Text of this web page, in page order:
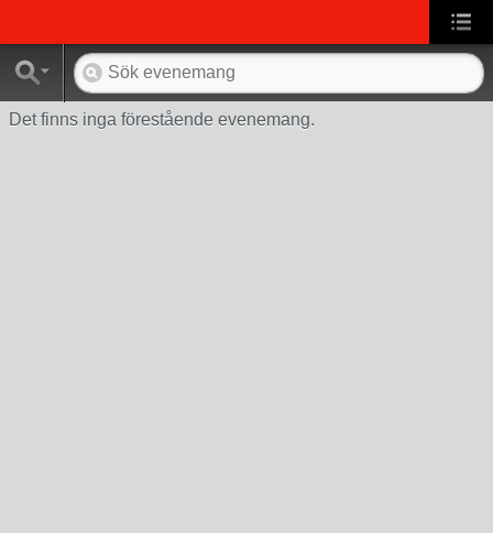
Det finns inga förestående evenemang.